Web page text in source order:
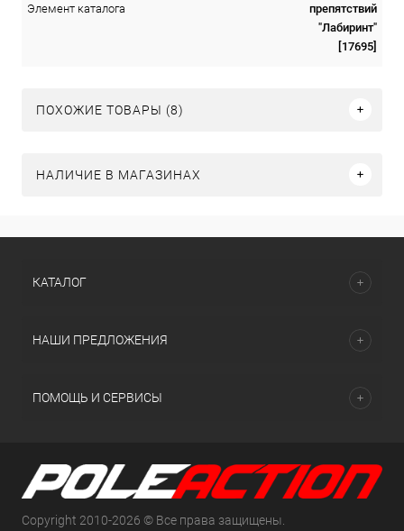
Элемент каталога
препятствий
"Лабиринт"
[17695]
ПОХОЖИЕ ТОВАРЫ (8)
НАЛИЧИЕ В МАГАЗИНАХ
КАТАЛОГ
НАШИ ПРЕДЛОЖЕНИЯ
ПОМОЩЬ И СЕРВИСЫ
Copyright 2010-2026 © Все права защищены.